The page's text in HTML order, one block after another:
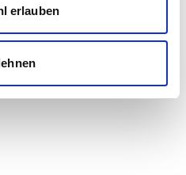
erlauben
units has reached a
vehicle has been